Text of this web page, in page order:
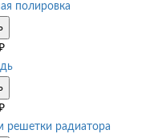
полировка
решетки радиатора